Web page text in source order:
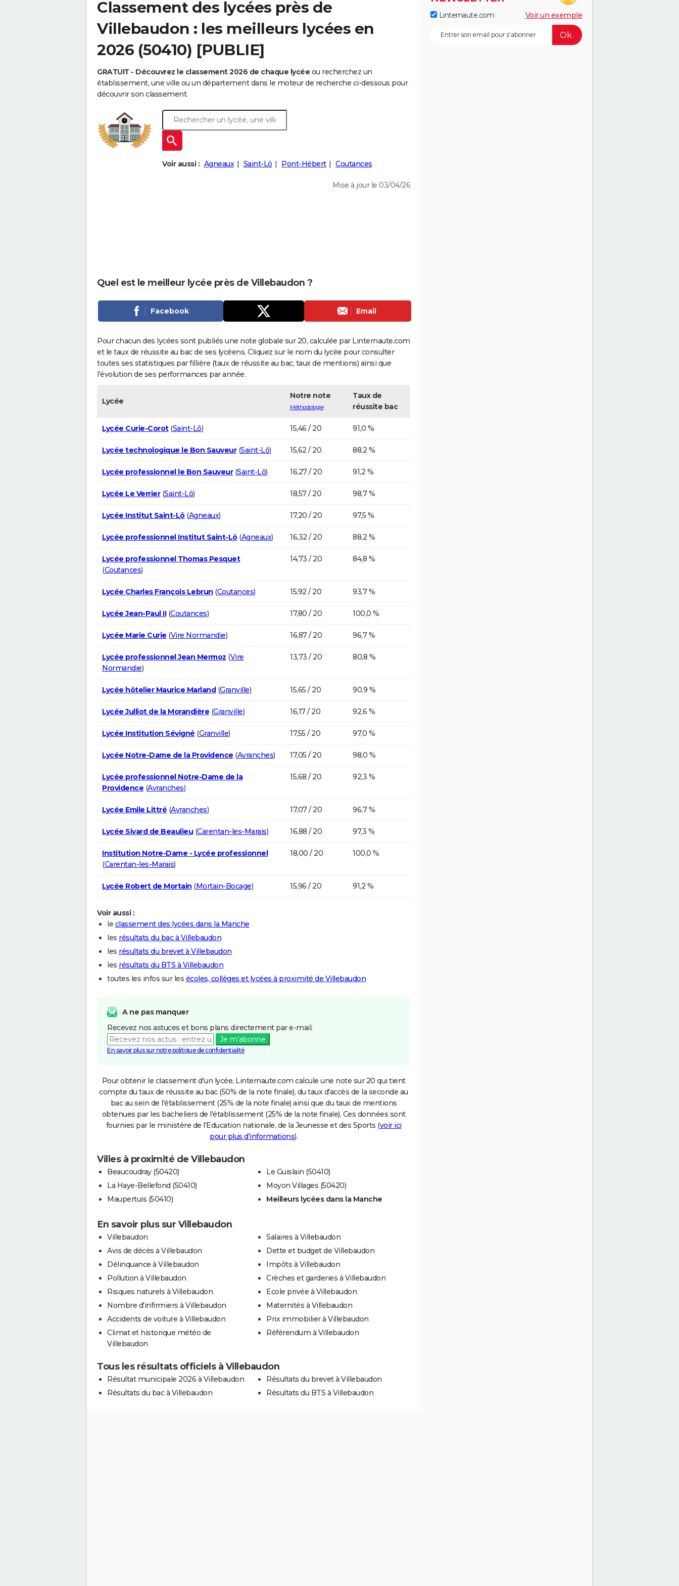
Classement des lycées près de
Villebaudon : les meilleurs lycées en
2026 (50410) [PUBLIE]
GRATUIT - Découvrez le classement 2026 de chaque lycée ou recherchez un
établissement, une ville ou un département dans le moteur de recherche ci-dessous pour
découvrir son classement.
Voir aussi : Agneaux Saint-Lô Pont-Hébert Coutances
Mise à jour le 03/04/26
Quel est le meilleur lycée près de Villebaudon ?
Facebook Email
Pour chacun des lycées sont publiés une note globale sur 20, calculée par Linternaute.com
et le taux de réussite au bac de ses lycéens. Cliquez sur le nom du lycée pour consulter
toutes ses statistiques par fillière (taux de réussite au bac, taux de mentions) ainsi que
l'évolution de ses performances par année.
Lycée
Notre note
Méthodologie
Taux de
réussite bac
Lycée Curie-Corot(Saint-Lô) 15,46 / 20 91,0 %
Lycée technologique le Bon Sauveur(Saint-Lô) 15,62 / 20 88,2 %
Lycée professionnel le Bon Sauveur(Saint-Lô) 16,27 / 20 91,2 %
Lycée Le Verrier(Saint-Lô) 18,57 / 20 98,7 %
Lycée Institut Saint-Lô (Agneaux) 17,20 / 20 97,5 %
Lycée professionnel Institut Saint-Lô (Agneaux) 16,32 / 20 88,2 %
Lycée professionnel Thomas Pesquet
(Coutances)
14,73 / 20 84,8 %
Lycée Charles François Lebrun (Coutances) 15,92 / 20 93,7 %
Lycée Jean-Paul II(Coutances) 17,80 / 20 100,0 %
Lycée Marie Curie (Vire Normandie) 16,87 / 20 96,7 %
Lycée professionnel Jean Mermoz (Vire
Normandie)
13,73 / 20 80,8 %
Lycée hôtelier Maurice Marland(Granville) 15,65 / 20 90,9 %
Lycée Julliot de la Morandière (Granville) 16,17 / 20 92,6 %
Lycée Institution Sévigné (Granville) 17,55 / 20 97,0 %
Lycée Notre-Dame de la Providence (Avranches) 17,05 / 20 98,0 %
Lycée professionnel Notre-Dame de la
Providence (Avranches)
15,68 / 20 92,3 %
Lycée Emile Littré (Avranches) 17,07 / 20 96,7 %
Lycée Sivard de Beaulieu (Carentan-les-Marais) 16,88 / 20 97,3 %
Institution Notre-Dame - Lycée professionnel
(Carentan-les-Marais)
18,00 / 20 100,0 %
Lycée Robert de Mortain (Mortain-Bocage) 15,96 / 20 91,2 %
Voir aussi :
le classement des lycées dans la Manche
les résultats du bac à Villebaudon
les résultats du brevet à Villebaudon
les résultats du BTS à Villebaudon
toutes les infos sur les écoles, collèges et lycées à proximité de Villebaudon
A ne pas manquer
Recevez nos astuces et bons plans directement par e-mail.
Je m'abonne
En savoir plus sur notre politique de confidentialité
Pour obtenir le classement d'un lycée, Linternaute.com calcule une note sur 20 qui tient
compte du taux de réussite au bac (50% de la note finale), du taux d'accès de la seconde au
bac au sein de l'établissement (25% de la note finale) ainsi que du taux de mentions
obtenues par les bacheliers de l'établissement (25% de la note finale). Ces données sont
fournies par le ministère de l'Education nationale, de la Jeunesse et des Sports (voir ici
pour plus d'informations).
Villes à proximité de Villebaudon
Beaucoudray (50420)
La Haye-Bellefond (50410)
Maupertuis (50410)
Le Guislain (50410)
Moyon Villages (50420)
Meilleurs lycées dans la Manche
En savoir plus sur Villebaudon
Villebaudon
Avis de décès à Villebaudon
Délinquance à Villebaudon
Pollution à Villebaudon
Risques naturels à Villebaudon
Nombre d'infirmiers à Villebaudon
Accidents de voiture à Villebaudon
Climat et historique météo de
Villebaudon
Salaires à Villebaudon
Dette et budget de Villebaudon
Impôts à Villebaudon
Crèches et garderies à Villebaudon
Ecole privée à Villebaudon
Maternités à Villebaudon
Prix immobilier à Villebaudon
Référendum à Villebaudon
Tous les résultats officiels à Villebaudon
Résultat municipale 2026 à Villebaudon
Résultats du bac à Villebaudon
Résultats du brevet à Villebaudon
Résultats du BTS à Villebaudon
Linternaute.com Voir un exemple